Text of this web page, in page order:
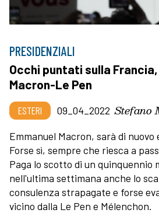
PRESIDENZIALI
Occhi puntati sulla
Macron-Le Pen
ESTERI 09_04_2022 Stefano
Emmanuel Macron, sarà di
Forse sì, sempre che riesca a
Paga lo scotto di un quinquennio
nell'ultima settimana anche lo
consulenza strapagate e forse
vicino dalla Le Pen e Mélenchon.